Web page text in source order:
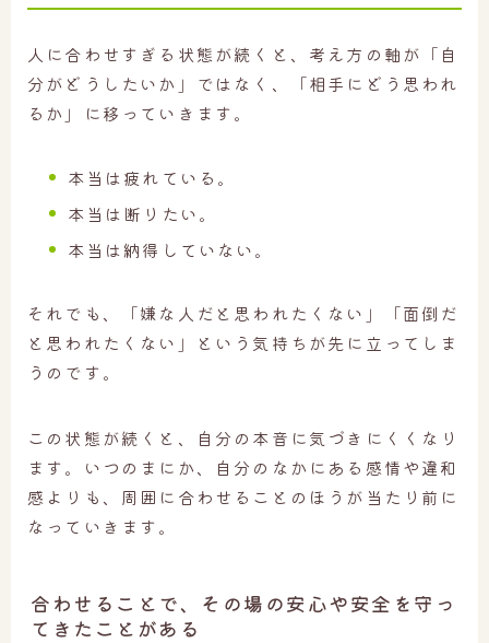
人に合わせすぎる状態が続くと、考え方の軸が「自
分がどうしたいか」ではなく、「相手にどう思われ
るか」に移っていきます。
本当は疲れている。
本当は断りたい。
本当は納得していない。
それでも、「嫌な人だと思われたくない」「面倒だ
と思われたくない」という気持ちが先に立ってしま
うのです。
この状態が続くと、自分の本音に気づきにくくなり
ます。いつのまにか、自分のなかにある感情や違和
感よりも、周囲に合わせることのほうが当たり前に
なっていきます。
合わせることで、その場の安心や安全を守っ
てきたことがある